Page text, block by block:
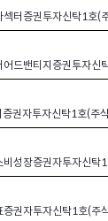
터증권투자신탁1호(
드밴티지증권투자신
권자투자신탁1호(주
성장증권자투자신탁
권자투자신탁1호(주